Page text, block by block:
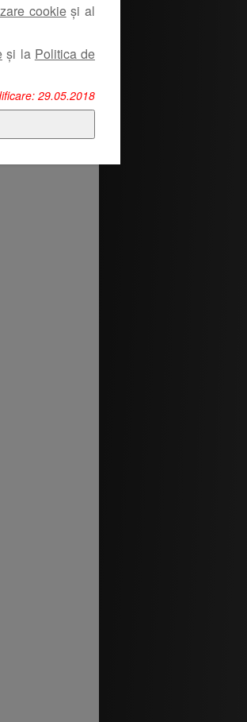
cookieși al
și la Politica de
29.05.2018